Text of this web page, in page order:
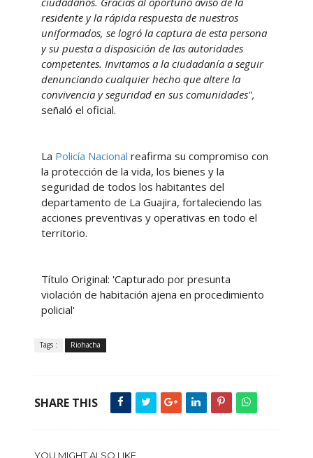
residente y la rápida respuesta de nuestros
uniformados, se logró la captura de esta persona
y su puesta a disposición de las autoridades
competentes. Invitamos a la ciudadanía a seguir
denunciando cualquier hecho que altere la
convivencia y seguridad en sus comunidades",
señaló el oficial.
La Policía Nacional reafirma su compromiso con
la protección de la vida, los bienes y la
seguridad de todos los habitantes del
departamento de La Guajira, fortaleciendo las
acciones preventivas y operativas en todo el
territorio.
Título Original: 'Capturado por presunta
violación de habitación ajena en procedimiento
policial'
Tags : Riohacha
SHARE THIS
YOU MIGHT ALSO LIKE